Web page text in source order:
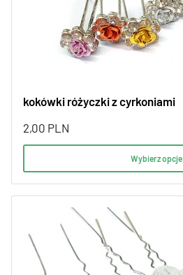
kokówki różyczki z cyrkoniami
2,00 PLN
Wybierz opcje